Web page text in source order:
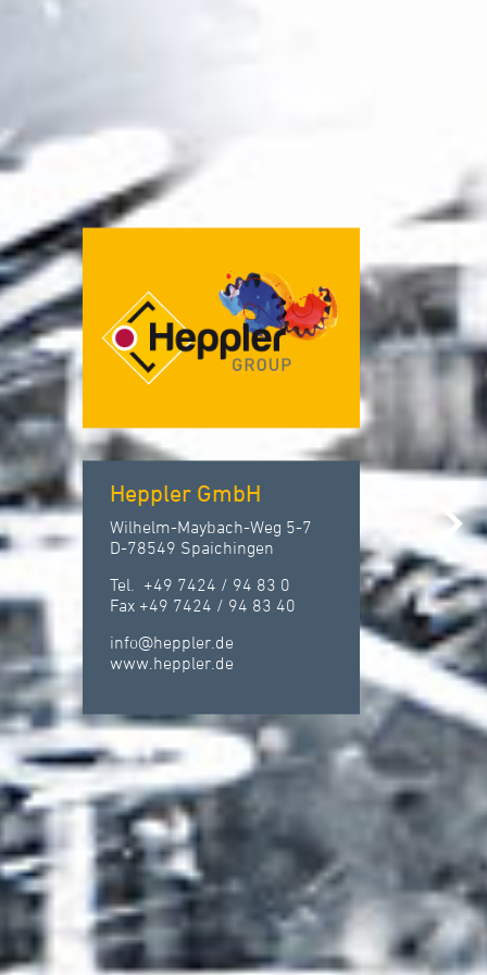
Heppler GmbH
Wilhelm-Maybach-Weg 5-7
D-78549 Spaichingen
Tel. +49 7424 / 94 83 0
Fax +49 7424 / 94 83 40
info@heppler.de
www.heppler.de